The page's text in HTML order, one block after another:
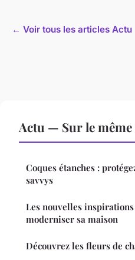
← Voir tous les articles Actu
Actu — Sur le
Coques étanches :
savvys
Les nouvelles
moderniser sa maison
Découvrez les fleurs de